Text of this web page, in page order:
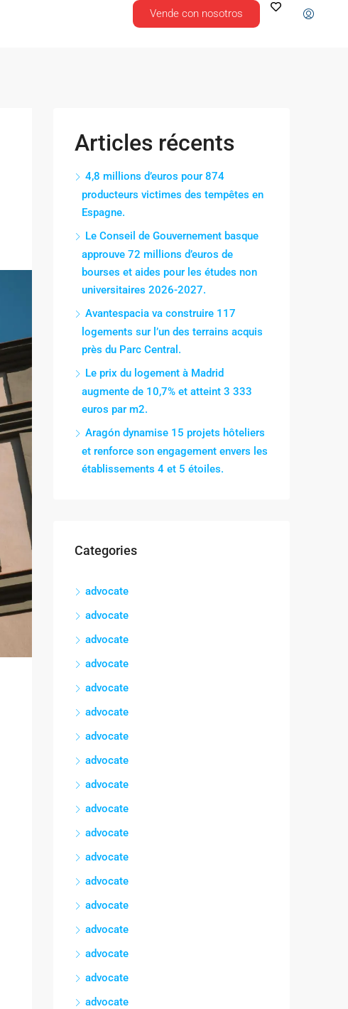
Vende con nosotros
Articles récents
4,8 millions d’euros pour 874
producteurs victimes des tempêtes en
Espagne.
Le Conseil de Gouvernement basque
approuve 72 millions d’euros de
bourses et aides pour les études non
universitaires 2026-2027.
Avantespacia va construire 117
logements sur l’un des terrains acquis
près du Parc Central.
Le prix du logement à Madrid
augmente de 10,7% et atteint 3 333
euros par m2.
Aragón dynamise 15 projets hôteliers
et renforce son engagement envers les
établissements 4 et 5 étoiles.
Categories
advocate
advocate
advocate
advocate
advocate
advocate
advocate
advocate
advocate
advocate
advocate
advocate
advocate
advocate
advocate
advocate
advocate
advocate